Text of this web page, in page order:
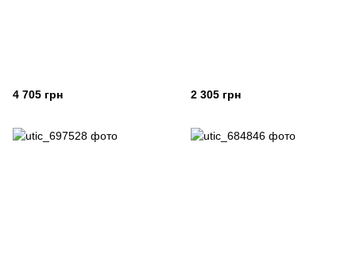
4 705 грн 2 305 грн